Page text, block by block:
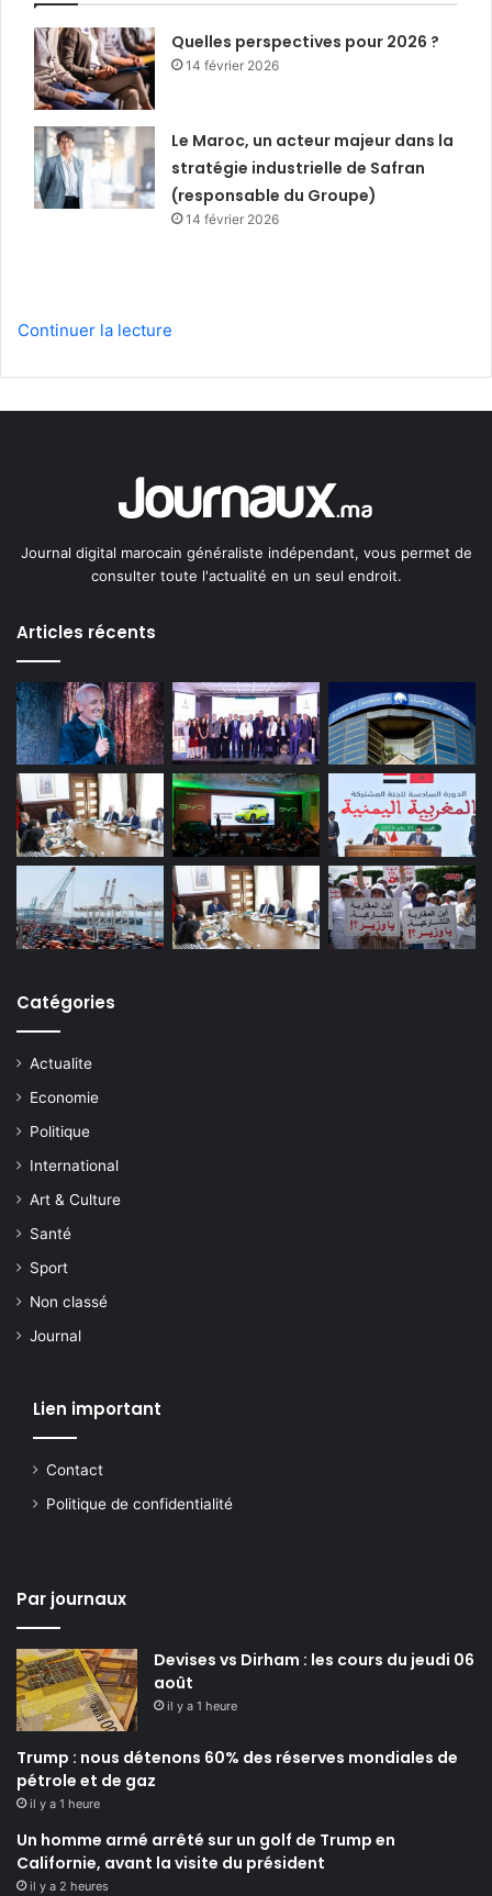
Quelles perspectives pour 2026 ?
14 février 2026
Le Maroc, un acteur majeur dans la
stratégie industrielle de Safran
(responsable du Groupe)
14 février 2026
Continuer la lecture
Journal digital marocain généraliste indépendant, vous permet de
consulter toute l'actualité en un seul endroit.
Articles récents
Catégories
Actualite
Economie
Politique
International
Art & Culture
Santé
Sport
Non classé
Journal
Lien important
Contact
Politique de confidentialité
Par journaux
Devises vs Dirham : les cours du jeudi 06
août
il y a 1 heure
Trump : nous détenons 60% des réserves mondiales de
pétrole et de gaz
il y a 1 heure
Un homme armé arrêté sur un golf de Trump en
Californie, avant la visite du président
il y a 2 heures